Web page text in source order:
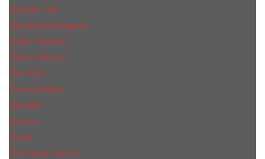
Salvador Dali
Salvatore Ferragamo
Sergio Tacchini
Tiziana Terenzi
Tom Ford
Tommy Hilfiger
Valentino
Versace
Xerjoff
Yves Saint Laurent